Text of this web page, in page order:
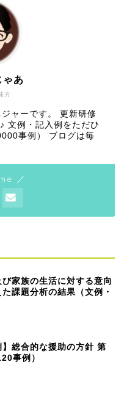
方
ゃあ
ャーです。 更新研修
文例・記入例をただひ
事例） ブログは毎
／
び家族の生活に対する意向
課題分析の結果（文例・
】総合的な援助の方針 第
事例）